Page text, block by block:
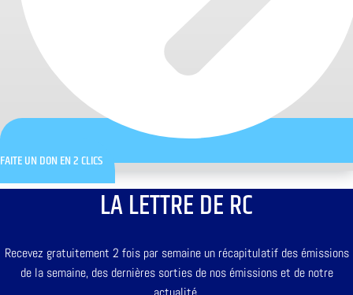
FAITE UN DON EN 2 CLICS
LA LETTRE DE RC
Recevez gratuitement 2 fois par semaine un récapitulatif des émissions
de la semaine, des dernières sorties de nos émissions et de notre